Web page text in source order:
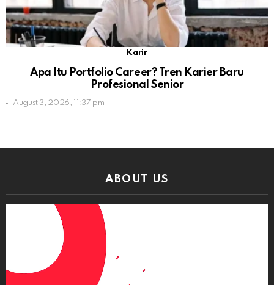
Karir
Apa Itu Portfolio Career? Tren Karier Baru
Profesional Senior
August 3, 2026, 11:37 pm
ABOUT US